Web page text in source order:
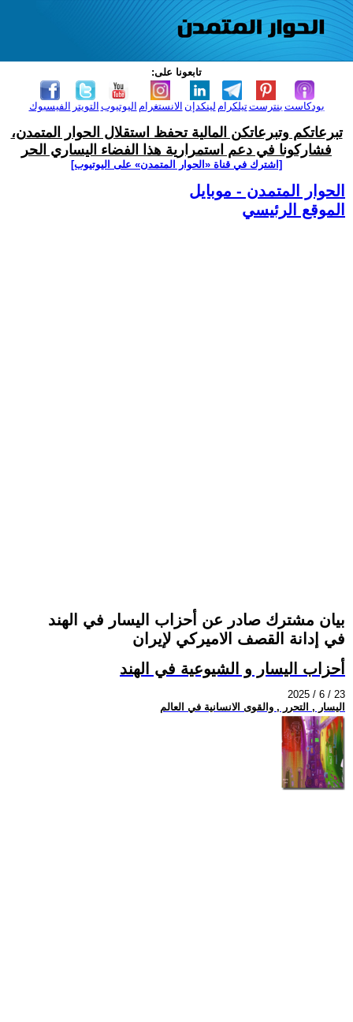
تابعونا على:
الفيسبوك التويتر اليوتيوب الانستغرام لينكدإن تيلكرامبنترست بودكاست
تبرعاتكم وتبرعاتكن المالية تحفظ استقلال الحوار المتمدن،
فشاركونا في دعم استمرارية هذا الفضاء اليساري الحر
[اشترك في قناة ‫«الحوار المتمدن» على اليوتيوب]
الحوار المتمدن - موبايل
الموقع الرئيسي
بيان مشترك صادر عن أحزاب اليسار في الهند
في إدانة القصف الاميركي لإيران
أحزاب اليسار و الشيوعية في الهند
2025 / 6 / 23
اليسار , التحرر , والقوى الانسانية في العالم